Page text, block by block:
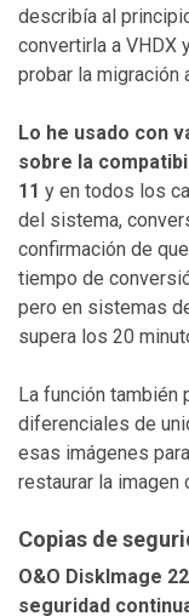
describía al
convertirla a VHDX
probar la migración
Lo he usado con
sobre la
11 y en todos los
del sistema,
confirmación de
tiempo de
pero en sistemas
supera los 20
La función también
diferenciales de
esas imágenes
restaurar la imagen
Copias de
O&O DiskImage
seguridad